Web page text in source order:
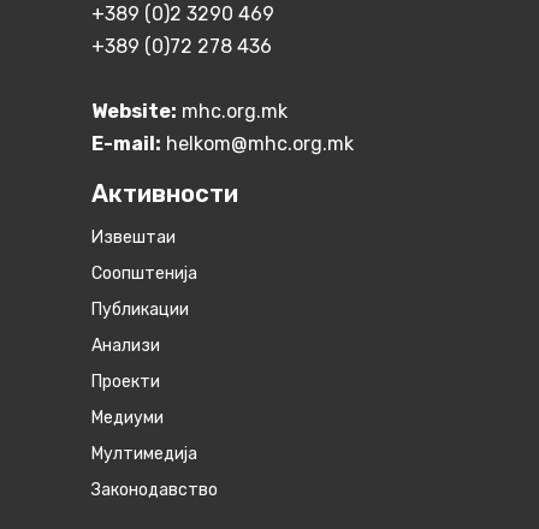
+389 (0)2 3290 469
+389 (0)72 278 436
Website: mhc.org.mk
E-mail: helkom@mhc.org.mk
Активности
Извештаи
Соопштенија
Публикации
Анализи
Проекти
Медиуми
Мултимедија
Законодавство